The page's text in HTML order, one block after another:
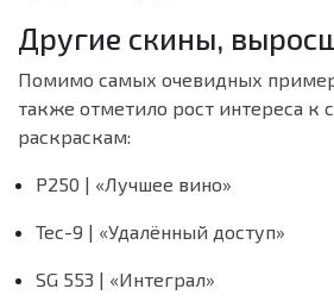
Другие скины,
Помимо самых очевидных
также отметило рост интереса
раскраскам:
P250 | «Лучшее вино»
Tec-9 | «Удалённый доступ»
SG 553 | «Интеграл»